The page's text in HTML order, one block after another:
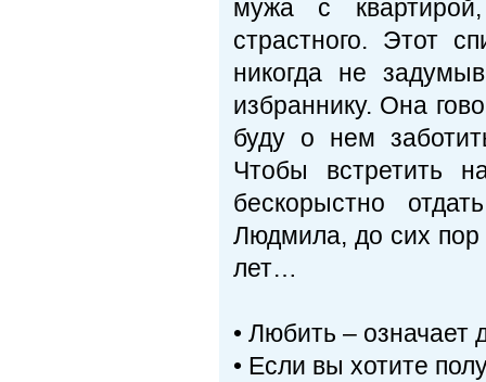
мужа с
страстного. Этот
никогда не
избраннику. Она
буду о нем
Чтобы встретить
бескорыстно
Людмила, до сих пор
лет…
• Любить – означает
• Если вы хотите